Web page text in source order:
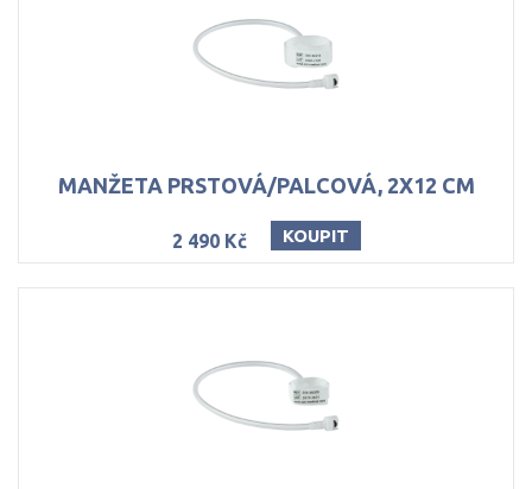
MANŽETA PRSTOVÁ/PALCOVÁ, 2X12 CM
2 490 Kč KOUPIT